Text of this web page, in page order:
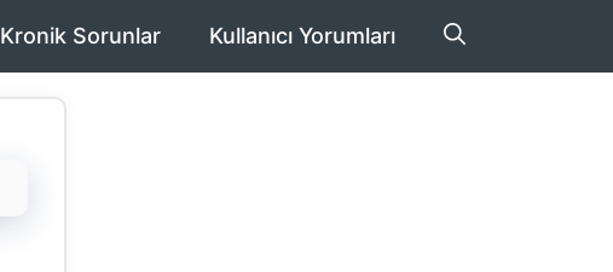
Kronik Sorunlar Kullanıcı Yorumları